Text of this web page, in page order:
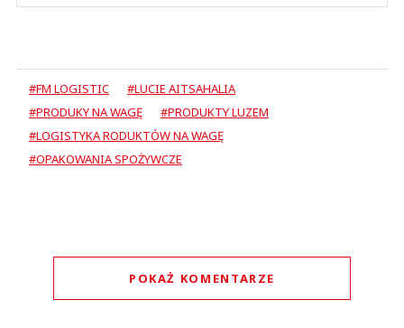
#FM LOGISTIC
#LUCIE AITSAHALIA
#PRODUKY NA WAGĘ
#PRODUKTY LUZEM
#LOGISTYKA RODUKTÓW NA WAGĘ
#OPAKOWANIA SPOŻYWCZE
POKAŻ KOMENTARZE